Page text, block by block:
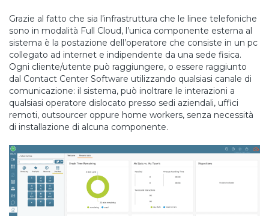
Grazie al fatto che sia l’infrastruttura che le linee telefoniche
sono in modalità Full Cloud, l’unica componente esterna al
sistema è la postazione dell’operatore che consiste in un pc
collegato ad internet e indipendente da una sede fisica.
Ogni cliente/utente può raggiungere, o essere raggiunto
dal Contact Center Software utilizzando qualsiasi canale di
comunicazione: il sistema, può inoltrare le interazioni a
qualsiasi operatore dislocato presso sedi aziendali, uffici
remoti, outsourcer oppure home workers, senza necessità
di installazione di alcuna componente.